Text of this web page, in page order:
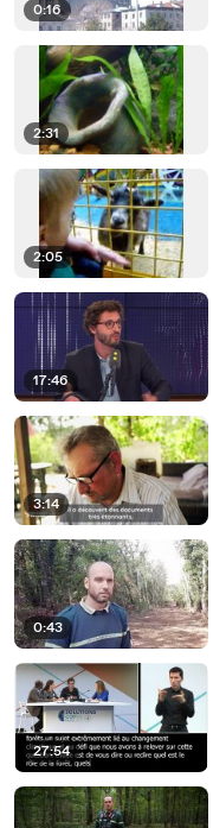
0:16
2:31
2:05
17:46
3:14
0:43
27:54